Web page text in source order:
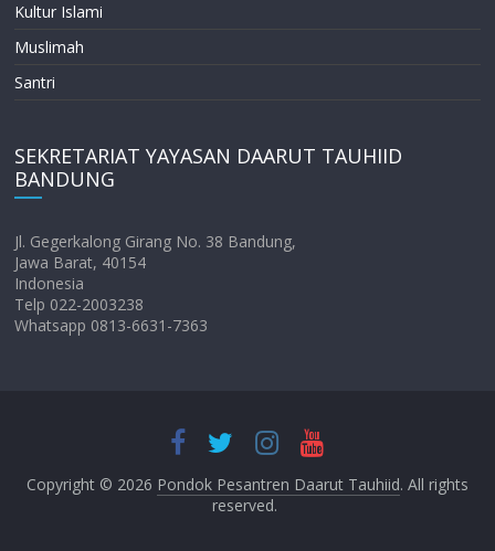
Kultur Islami
Muslimah
Santri
SEKRETARIAT YAYASAN DAARUT TAUHIID
BANDUNG
Jl. Gegerkalong Girang No. 38 Bandung,
Jawa Barat, 40154
Indonesia
Telp 022-2003238
Whatsapp 0813-6631-7363
Copyright © 2026 Pondok Pesantren Daarut Tauhiid. All rights
reserved.